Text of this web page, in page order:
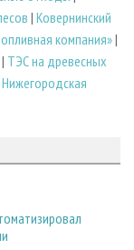
| Ковернинский
компания»|
| ТЭС на древесных
Нижегородская